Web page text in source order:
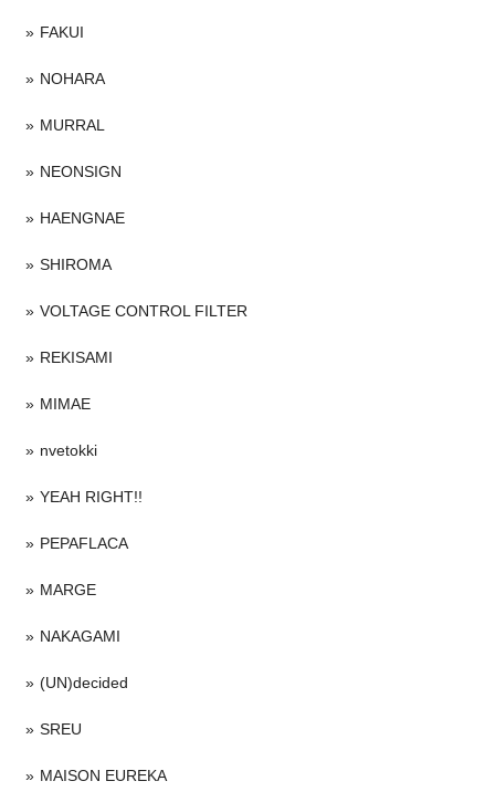
FAKUI
NOHARA
MURRAL
NEONSIGN
HAENGNAE
SHIROMA
VOLTAGE CONTROL FILTER
REKISAMI
MIMAE
nvetokki
YEAH RIGHT!!
PEPAFLACA
MARGE
NAKAGAMI
(UN)decided
SREU
MAISON EUREKA